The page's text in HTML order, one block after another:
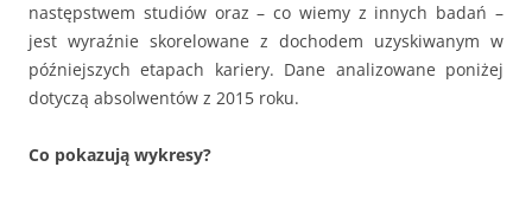
następstwem studiów oraz – co wiemy z innych badań –
jest wyraźnie skorelowane z dochodem uzyskiwanym w
późniejszych etapach kariery. Dane analizowane poniżej
dotyczą absolwentów z 2015 roku.
Co pokazują wykresy?